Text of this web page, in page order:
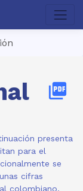
picture_as_pdf
presenta
para el
se
cifras
colombiano.